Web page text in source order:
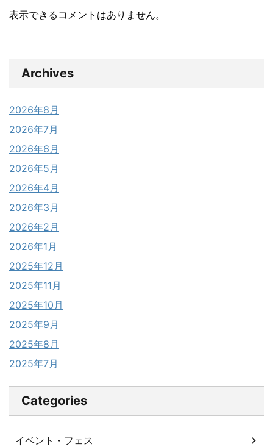
表示できるコメントはありません。
Archives
2026年8月
2026年7月
2026年6月
2026年5月
2026年4月
2026年3月
2026年2月
2026年1月
2025年12月
2025年11月
2025年10月
2025年9月
2025年8月
2025年7月
Categories
イベント・フェス